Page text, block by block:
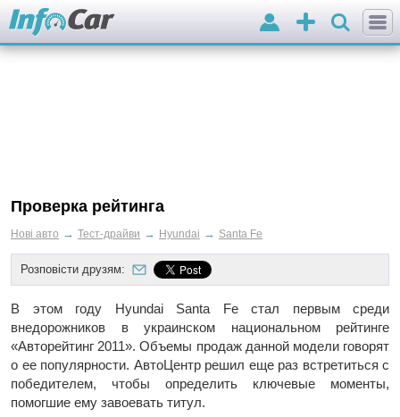
Додати
оголошення
Вхід
Проверка рейтинга
Нові авто → Тест-драйви → Hyundai → Santa Fe
Розповісти друзям:
В этом году Hyundai Santa Fe стал первым среди
внедорожников в украинском национальном рейтинге
«Авторейтинг 2011». Объемы продаж данной модели говорят
о ее популярности. АвтоЦентр решил еще раз встретиться с
победителем, чтобы определить ключевые моменты,
помогшие ему завоевать титул.